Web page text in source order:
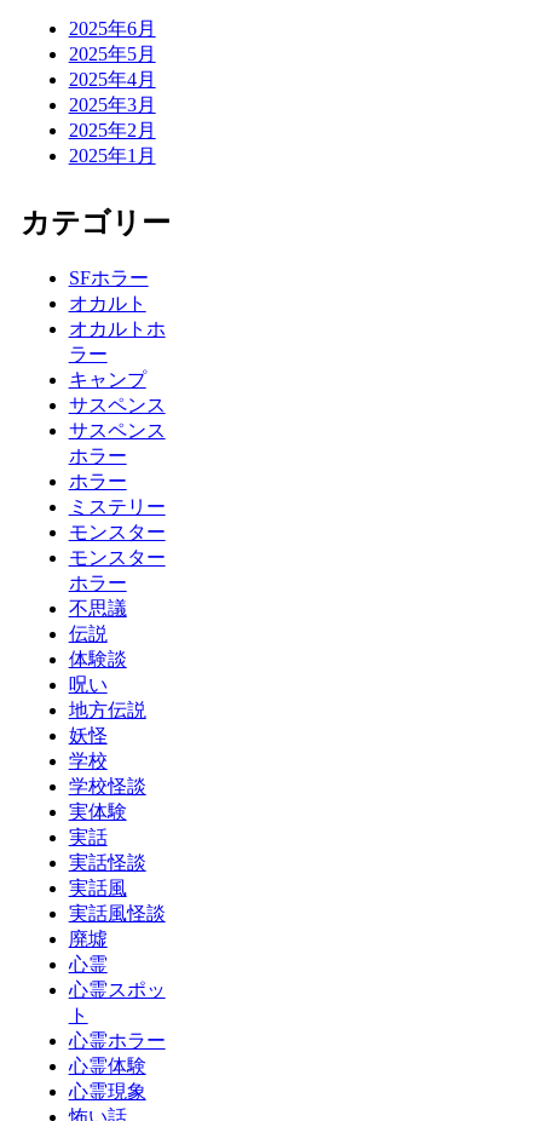
2025年6月
2025年5月
2025年4月
2025年3月
2025年2月
2025年1月
カテゴリー
SFホラー
オカルト
オカルトホ
ラー
キャンプ
サスペンス
サスペンス
ホラー
ホラー
ミステリー
モンスター
モンスター
ホラー
不思議
伝説
体験談
呪い
地方伝説
妖怪
学校
学校怪談
実体験
実話
実話怪談
実話風
実話風怪談
廃墟
心霊
心霊スポッ
ト
心霊ホラー
心霊体験
心霊現象